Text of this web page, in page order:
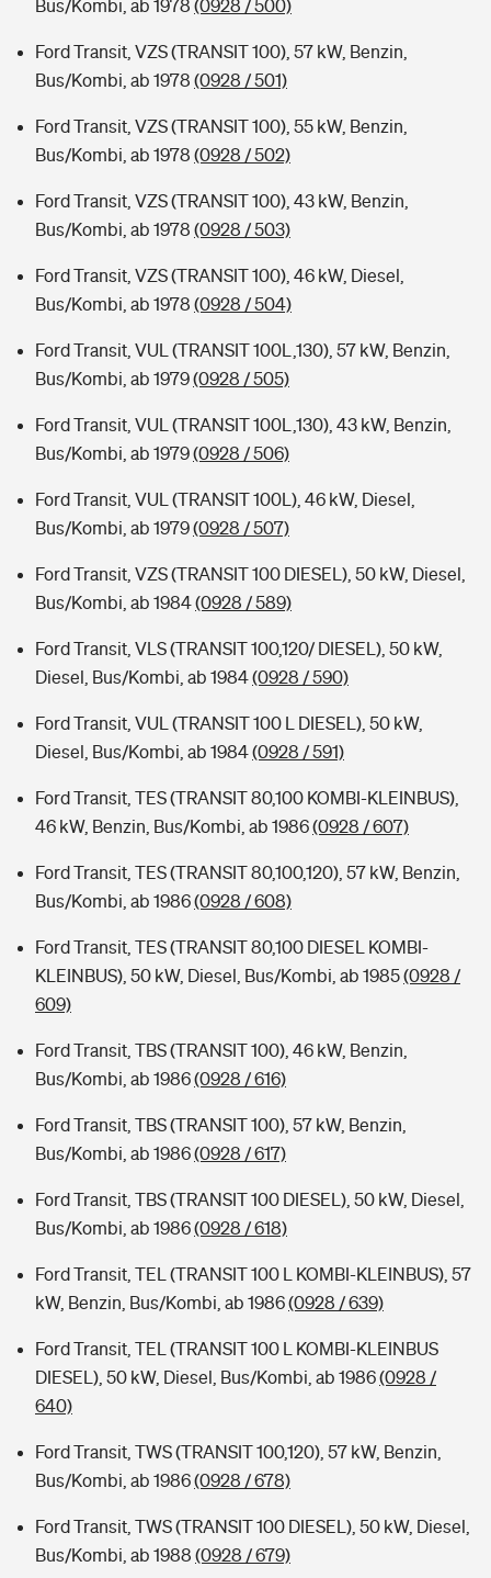
Bus/Kombi, ab 1978 (0928 / 500)
Ford Transit, VZS (TRANSIT 100), 57 kW, Benzin,
Bus/Kombi, ab 1978 (0928 / 501)
Ford Transit, VZS (TRANSIT 100), 55 kW, Benzin,
Bus/Kombi, ab 1978 (0928 / 502)
Ford Transit, VZS (TRANSIT 100), 43 kW, Benzin,
Bus/Kombi, ab 1978 (0928 / 503)
Ford Transit, VZS (TRANSIT 100), 46 kW, Diesel,
Bus/Kombi, ab 1978 (0928 / 504)
Ford Transit, VUL (TRANSIT 100L,130), 57 kW, Benzin,
Bus/Kombi, ab 1979(0928 / 505)
Ford Transit, VUL (TRANSIT 100L,130), 43 kW, Benzin,
Bus/Kombi, ab 1979(0928 / 506)
Ford Transit, VUL (TRANSIT 100L), 46 kW, Diesel,
Bus/Kombi, ab 1979(0928 / 507)
Ford Transit, VZS (TRANSIT 100 DIESEL), 50 kW, Diesel,
Bus/Kombi, ab 1984(0928 / 589)
Ford Transit, VLS (TRANSIT 100,120/ DIESEL), 50 kW,
Diesel, Bus/Kombi, ab 1984(0928 / 590)
Ford Transit, VUL (TRANSIT 100 L DIESEL), 50 kW,
Diesel, Bus/Kombi, ab 1984(0928 / 591)
Ford Transit, TES (TRANSIT 80,100 KOMBI-KLEINBUS),
46 kW, Benzin, Bus/Kombi, ab 1986(0928 / 607)
Ford Transit, TES (TRANSIT 80,100,120), 57 kW, Benzin,
Bus/Kombi, ab 1986(0928 / 608)
Ford Transit, TES (TRANSIT 80,100 DIESEL KOMBI-
KLEINBUS), 50 kW, Diesel, Bus/Kombi, ab 1985(0928 /
609)
Ford Transit, TBS (TRANSIT 100), 46 kW, Benzin,
Bus/Kombi, ab 1986(0928 / 616)
Ford Transit, TBS (TRANSIT 100), 57 kW, Benzin,
Bus/Kombi, ab 1986(0928 / 617)
Ford Transit, TBS (TRANSIT 100 DIESEL), 50 kW, Diesel,
Bus/Kombi, ab 1986(0928 / 618)
Ford Transit, TEL (TRANSIT 100 L KOMBI-KLEINBUS), 57
kW, Benzin, Bus/Kombi, ab 1986(0928 / 639)
Ford Transit, TEL (TRANSIT 100 L KOMBI-KLEINBUS
DIESEL), 50 kW, Diesel, Bus/Kombi, ab 1986(0928 /
640)
Ford Transit, TWS (TRANSIT 100,120), 57 kW, Benzin,
Bus/Kombi, ab 1986(0928 / 678)
Ford Transit, TWS (TRANSIT 100 DIESEL), 50 kW, Diesel,
Bus/Kombi, ab 1988 (0928 / 679)